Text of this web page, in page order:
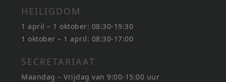
HEILIGDOM
1 april – 1 oktober: 08:30-19:30
1 oktober – 1 april: 08:30-17:00
SECRETARIAAT
Maandag – Vrijdag van 9:00-15:00 uur